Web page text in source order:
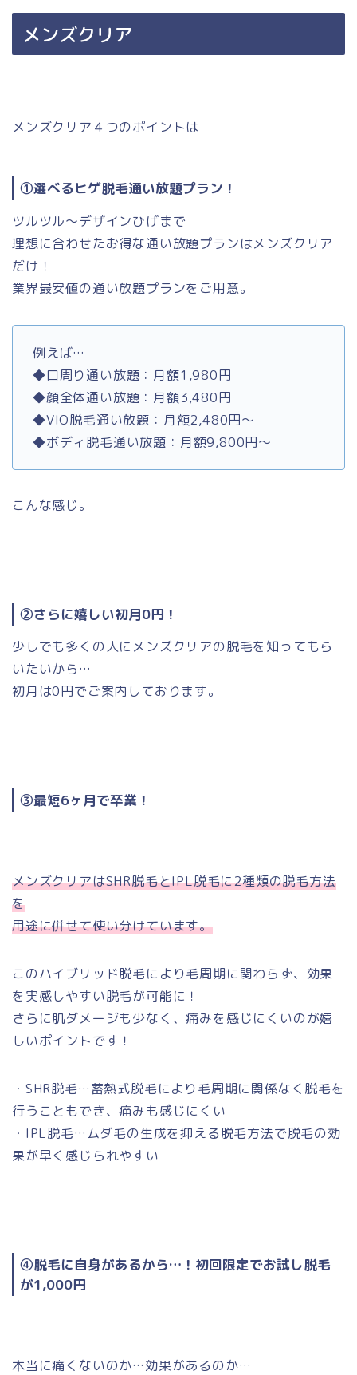
メンズクリア
メンズクリア４つのポイントは
①選べるヒゲ脱毛通い放題プラン！
ツルツル〜デザインひげまで
理想に合わせたお得な通い放題プランはメンズクリア
だけ！
業界最安値の通い放題プランをご用意。
例えば…
◆口周り通い放題：月額1,980円
◆顔全体通い放題：月額3,480円
◆VIO脱毛通い放題：月額2,480円〜
◆ボディ脱毛通い放題：月額9,800円〜
こんな感じ。
②さらに嬉しい初月0円！
少しでも多くの人にメンズクリアの脱毛を知ってもら
いたいから…
初月は0円でご案内しております。
③最短6ヶ月で卒業！
メンズクリアはSHR脱毛とIPL脱毛に2種類の脱毛方法
を
用途に併せて使い分けています。
このハイブリッド脱毛により毛周期に関わらず、効果
を実感しやすい脱毛が可能に！
さらに肌ダメージも少なく、痛みを感じにくいのが嬉
しいポイントです！
・SHR脱毛…蓄熱式脱毛により毛周期に関係なく脱毛を
行うこともでき、痛みも感じにくい
・IPL脱毛…ムダ毛の生成を抑える脱毛方法で脱毛の効
果が早く感じられやすい
④脱毛に自身があるから…！初回限定でお試し脱毛
が1,000円
本当に痛くないのか…効果があるのか…